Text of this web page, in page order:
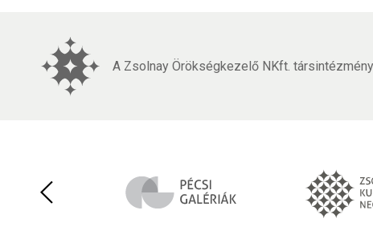
A Zsolnay Örökségkezelő NKft.